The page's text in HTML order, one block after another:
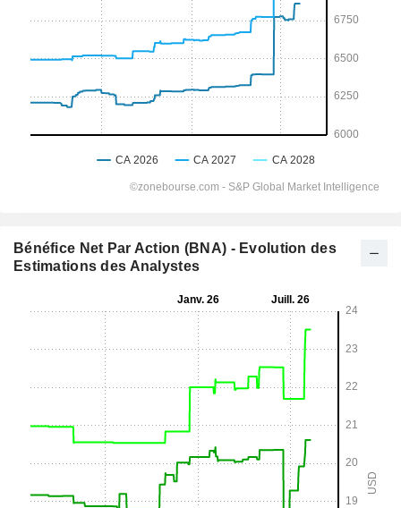
Bénéfice Net Par Action (BNA) - Evolution des
Estimations des Analystes